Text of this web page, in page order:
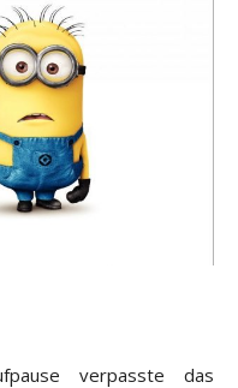
verpasste das